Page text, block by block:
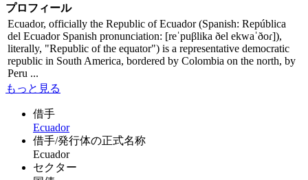
プロフィール
Ecuador, officially the Republic of Ecuador (Spanish: República
del Ecuador Spanish pronunciation: [reˈpuβlika ðel ekwaˈðoɾ]),
literally, "Republic of the equator") is a representative democratic
republic in South America, bordered by Colombia on the north, by
Peru ...
もっと見る
借手
Ecuador
借手/発行体の正式名称
Ecuador
セクター